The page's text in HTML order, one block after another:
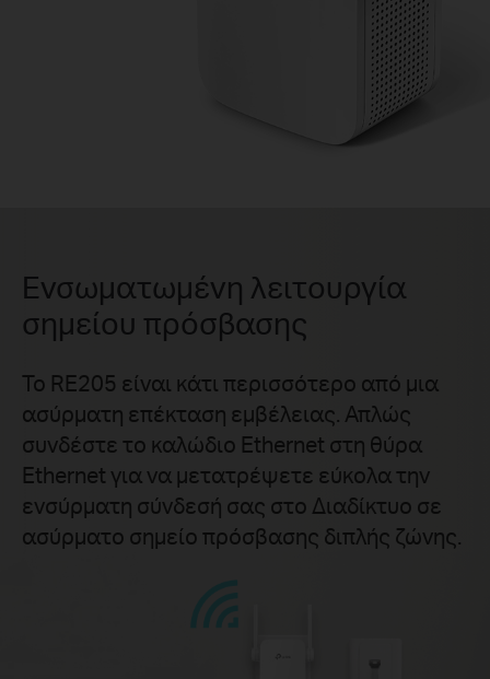
Ενσωματωμένη λειτουργία
σημείου πρόσβασης
Το RE205 είναι κάτι περισσότερο από μια
ασύρματη επέκταση εμβέλειας. Απλώς
συνδέστε το καλώδιο Ethernet στη θύρα
Ethernet για να μετατρέψετε εύκολα την
ενσύρματη σύνδεσή σας στο Διαδίκτυο σε
ασύρματο σημείο πρόσβασης διπλής ζώνης.